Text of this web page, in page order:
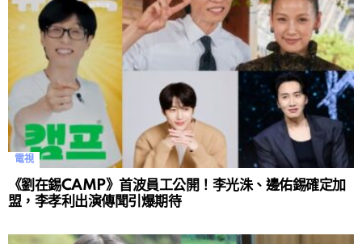
電視
《劉在錫CAMP》首波員工公開！李光洙、邊佑錫確定加
盟，李孝利出演傳聞引爆期待